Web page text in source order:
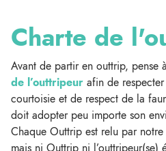
Charte de
Avant de partir en outtrip, pense
de l’outtripeur afin de
courtoisie et de respect de la
doit adopter peu importe son
Chaque Outtrip est relu par